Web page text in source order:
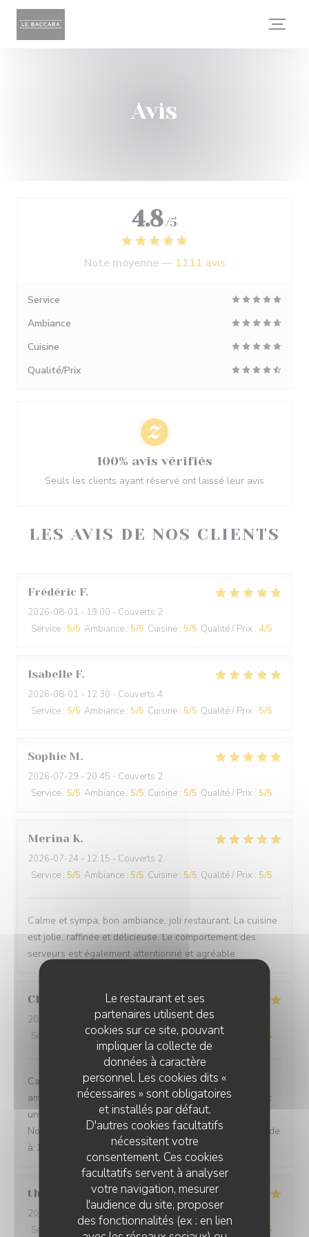
Personnalisation de vos choix en matière de cookies
Le restaurant et ses
partenaires utilisent des
cookies sur ce site, pouvant
impliquer la collecte de
données à caractère
personnel. Les cookies dits «
nécessaires » sont obligatoires
et installés par défaut.
D'autres cookies facultatifs
nécessitent votre
consentement. Ces cookies
facultatifs servent à analyser
votre navigation, mesurer
l'audience du site, proposer
des fonctionnalités (ex : en lien
Avis
LES AVIS DE NOS CLIENTS
Frédéric F
2026-08-01 - 19:00 - Couverts 2
Service : 5/5 Ambiance : 5/5 Cuisine : 5/5 Qualité / Prix : 4/5
Isabelle F
2026-08-01 - 12:30 - Couverts 4
Service : 5/5 Ambiance : 5/5 Cuisine : 5/5 Qualité / Prix : 5/5
Sophie M
2026-07-29 - 20:45 - Couverts 2
Service : 5/5 Ambiance : 5/5 Cuisine : 5/5 Qualité / Prix : 5/5
Merina K
2026-07-24 - 12:15 - Couverts 2
Service : 5/5 Ambiance : 5/5 Cuisine : 5/5 Qualité / Prix : 5/5
Calme et sympa, bon ambiance, joli restaurant. La cuisine
est jolie, raffinée et délicieuse. Le comportement des
serveurs est également attentionné et agréable.
Chevalier
2026-07-27
- 12:30 - Couverts 2
Service
Ambiance :5/5 Cuisine: 5/5 Qualité / Prix /5
Cadre très agréable, accueil discret et chaleureux,
amabilité du serveur, repas excellent et savoureux avec
une touche d'originalité et une excellente présentation.
Nous sommes enchantées de notre choix. Je recommande
à 100/100. Merci
thurl
2026-07-16
- 19:00 - Couverts 2
Service
Ambiance 5 : 5 Qualité / Prix /5
4.8 /5
Note moyenne — 1111 avis
Service
Ambiance
Cuisine
Qualité/Prix
100% avis vérifiés
Seuls les clients ayant réservé ont laissé leur avis